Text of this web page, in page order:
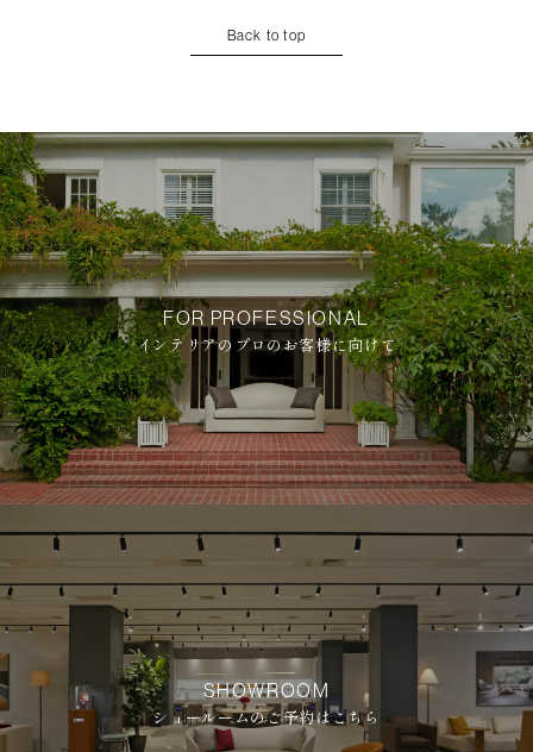
Back to top
FOR PROFESSIONAL
インテリアのプロのお客様に向けて
SHOWROOM
ショールームのご予約はこちら